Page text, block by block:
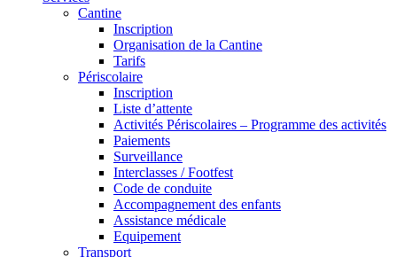
Cantine
Inscription
Organisation de la Cantine
Tarifs
Périscolaire
Inscription
Liste d’attente
Activités Périscolaires – Programme des activités
Paiements
Surveillance
Interclasses / Footfest
Code de conduite
Accompagnement des enfants
Assistance médicale
Equipement
Transport